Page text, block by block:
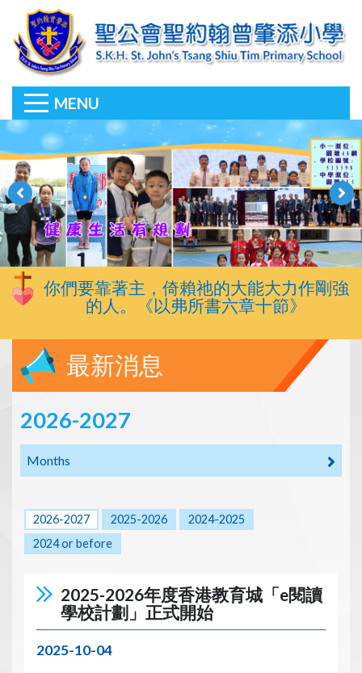
MENU
你們要靠著主，倚賴祂的大能大力作剛強
的人。《以弗所書六章十節》
最新消息
2026-2027
Months
2026-2027 2025-2026
2024-2025
2024 or before
2025-2026年度香港教育城「e閱讀
學校計劃」正式開始
2025-10-04